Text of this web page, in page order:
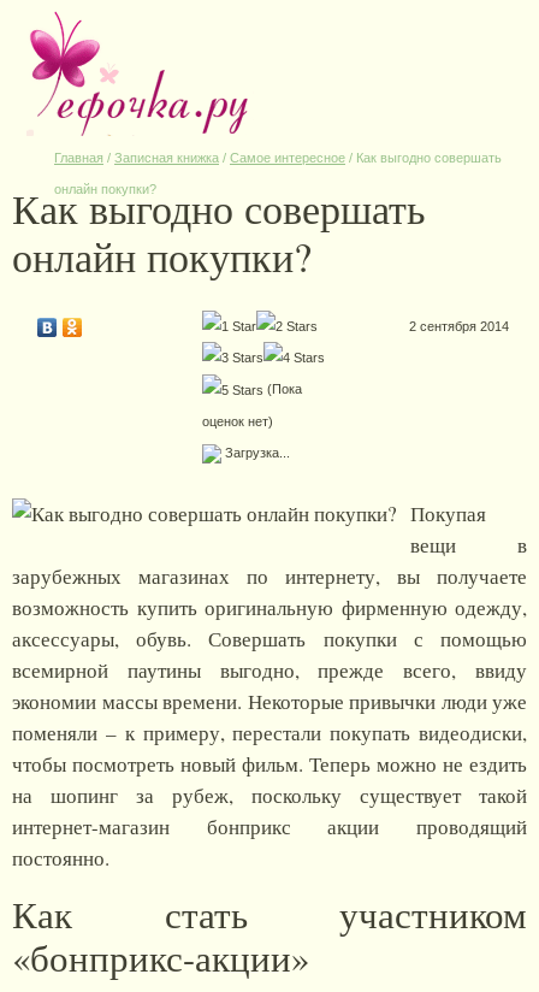
Главная / Записная книжка / Самое интересное / Как выгодно совершать
онлайн покупки?
Как выгодно совершать
онлайн покупки?
(Пока
оценок нет)
Загрузка...
2 сентября 2014
Покупая
вещи в
зарубежных магазинах по интернету, вы получаете
возможность купить оригинальную фирменную одежду,
аксессуары, обувь. Совершать покупки с помощью
всемирной паутины выгодно, прежде всего, ввиду
экономии массы времени. Некоторые привычки люди уже
поменяли – к примеру, перестали покупать видеодиски,
чтобы посмотреть новый фильм. Теперь можно не ездить
на шопинг за рубеж, поскольку существует такой
интернет-магазин бонприкс акции проводящий
постоянно.
Как стать участником
«бонприкс-акции»